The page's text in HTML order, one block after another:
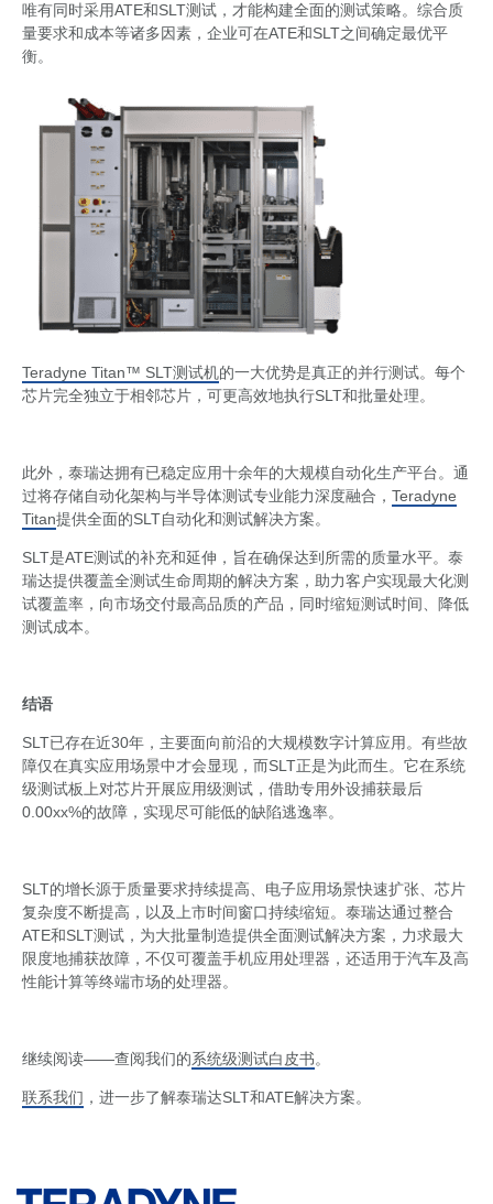
唯有同时采用ATE和SLT测试，才能构建全面的测试策略。综合质
量要求和成本等诸多因素，企业可在ATE和SLT之间确定最优平
衡。
Teradyne Titan™ SLT测试机的一大优势是真正的并行测试。每个
芯片完全独立于相邻芯片，可更高效地执行SLT和批量处理。
此外，泰瑞达拥有已稳定应用十余年的大规模自动化生产平台。通
过将存储自动化架构与半导体测试专业能力深度融合， Teradyne
Titan提供全面的SLT自动化和测试解决方案。
SLT是ATE测试的补充和延伸，旨在确保达到所需的质量水平。泰
瑞达提供覆盖全测试生命周期的解决方案，助力客户实现最大化测
试覆盖率，向市场交付最高品质的产品，同时缩短测试时间、降低
测试成本。
结语
SLT已存在近30年，主要面向前沿的大规模数字计算应用。有些故
障仅在真实应用场景中才会显现，而SLT正是为此而生。它在系统
级测试板上对芯片开展应用级测试，借助专用外设捕获最后
0.00xx%的故障，实现尽可能低的缺陷逃逸率。
SLT的增长源于质量要求持续提高、电子应用场景快速扩张、芯片
复杂度不断提高，以及上市时间窗口持续缩短。泰瑞达通过整合
ATE和SLT测试，为大批量制造提供全面测试解决方案，力求最大
限度地捕获故障，不仅可覆盖手机应用处理器，还适用于汽车及高
性能计算等终端市场的处理器。
继续阅读——查阅我们的系统级测试白皮书。
联系我们 ，进一步了解泰瑞达SLT和ATE解决方案。